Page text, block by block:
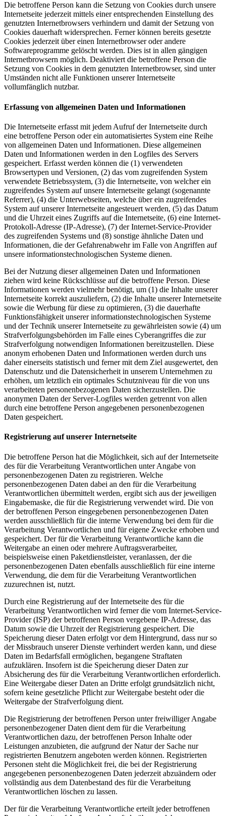
Die betroffene Person kann die Setzung von Cookies durch unsere
Internetseite jederzeit mittels einer entsprechenden Einstellung des
genutzten Internetbrowsers verhindern und damit der Setzung von
Cookies dauerhaft widersprechen. Ferner können bereits gesetzte
Cookies jederzeit über einen Internetbrowser oder andere
Softwareprogramme gelöscht werden. Dies ist in allen gängigen
Internetbrowsern möglich. Deaktiviert die betroffene Person die
Setzung von Cookies in dem genutzten Internetbrowser, sind unter
Umständen nicht alle Funktionen unserer Internetseite
vollumfänglich nutzbar.
Erfassung von allgemeinen Daten und Informationen
Die Internetseite erfasst mit jedem Aufruf der Internetseite durch
eine betroffene Person oder ein automatisiertes System eine Reihe
von allgemeinen Daten und Informationen. Diese allgemeinen
Daten und Informationen werden in den Logfiles des Servers
gespeichert. Erfasst werden können die (1) verwendeten
Browsertypen und Versionen, (2) das vom zugreifenden System
verwendete Betriebssystem, (3) die Internetseite, von welcher ein
zugreifendes System auf unsere Internetseite gelangt (sogenannte
Referrer), (4) die Unterwebseiten, welche über ein zugreifendes
System auf unserer Internetseite angesteuert werden, (5) das Datum
und die Uhrzeit eines Zugriffs auf die Internetseite, (6) eine Internet-
Protokoll-Adresse (IP-Adresse), (7) der Internet-Service-Provider
des zugreifenden Systems und (8) sonstige ähnliche Daten und
Informationen, die der Gefahrenabwehr im Falle von Angriffen auf
unsere informationstechnologischen Systeme dienen.
Bei der Nutzung dieser allgemeinen Daten und Informationen
ziehen wird keine Rückschlüsse auf die betroffene Person. Diese
Informationen werden vielmehr benötigt, um (1) die Inhalte unserer
Internetseite korrekt auszuliefern, (2) die Inhalte unserer Internetseite
sowie die Werbung für diese zu optimieren, (3) die dauerhafte
Funktionsfähigkeit unserer informationstechnologischen Systeme
und der Technik unserer Internetseite zu gewährleisten sowie (4) um
Strafverfolgungsbehörden im Falle eines Cyberangriffes die zur
Strafverfolgung notwendigen Informationen bereitzustellen. Diese
anonym erhobenen Daten und Informationen werden durch uns
daher einerseits statistisch und ferner mit dem Ziel ausgewertet, den
Datenschutz und die Datensicherheit in unserem Unternehmen zu
erhöhen, um letztlich ein optimales Schutzniveau für die von uns
verarbeiteten personenbezogenen Daten sicherzustellen. Die
anonymen Daten der Server-Logfiles werden getrennt von allen
durch eine betroffene Person angegebenen personenbezogenen
Daten gespeichert.
Registrierung auf unserer Internetseite
Die betroffene Person hat die Möglichkeit, sich auf der Internetseite
des für die Verarbeitung Verantwortlichen unter Angabe von
personenbezogenen Daten zu registrieren. Welche
personenbezogenen Daten dabei an den für die Verarbeitung
Verantwortlichen übermittelt werden, ergibt sich aus der jeweiligen
Eingabemaske, die für die Registrierung verwendet wird. Die von
der betroffenen Person eingegebenen personenbezogenen Daten
werden ausschließlich für die interne Verwendung bei dem für die
Verarbeitung Verantwortlichen und für eigene Zwecke erhoben und
gespeichert. Der für die Verarbeitung Verantwortliche kann die
Weitergabe an einen oder mehrere Auftragsverarbeiter,
beispielsweise einen Paketdienstleister, veranlassen, der die
personenbezogenen Daten ebenfalls ausschließlich für eine interne
Verwendung, die dem für die Verarbeitung Verantwortlichen
zuzurechnen ist, nutzt.
Durch eine Registrierung auf der Internetseite des für die
Verarbeitung Verantwortlichen wird ferner die vom Internet-Service-
Provider (ISP) der betroffenen Person vergebene IP-Adresse, das
Datum sowie die Uhrzeit der Registrierung gespeichert. Die
Speicherung dieser Daten erfolgt vor dem Hintergrund, dass nur so
der Missbrauch unserer Dienste verhindert werden kann, und diese
Daten im Bedarfsfall ermöglichen, begangene Straftaten
aufzuklären. Insofern ist die Speicherung dieser Daten zur
Absicherung des für die Verarbeitung Verantwortlichen erforderlich.
Eine Weitergabe dieser Daten an Dritte erfolgt grundsätzlich nicht,
sofern keine gesetzliche Pflicht zur Weitergabe besteht oder die
Weitergabe der Strafverfolgung dient.
Die Registrierung der betroffenen Person unter freiwilliger Angabe
personenbezogener Daten dient dem für die Verarbeitung
Verantwortlichen dazu, der betroffenen Person Inhalte oder
Leistungen anzubieten, die aufgrund der Natur der Sache nur
registrierten Benutzern angeboten werden können. Registrierten
Personen steht die Möglichkeit frei, die bei der Registrierung
angegebenen personenbezogenen Daten jederzeit abzuändern oder
vollständig aus dem Datenbestand des für die Verarbeitung
Verantwortlichen löschen zu lassen.
Der für die Verarbeitung Verantwortliche erteilt jeder betroffenen